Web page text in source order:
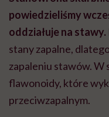
powiedzieliśmy
oddziałuje na stawy.
stany zapalne,
zapaleniu stawów. W
flawonoidy, które
przeciwzapalnym.